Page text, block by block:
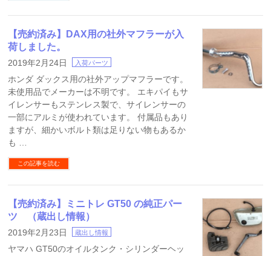
【売約済み】DAX用の社外マフラーが入
荷しました。
2019年2月24日 入荷パーツ
ホンダ ダックス用の社外アップマフラーです。
未使用品でメーカーは不明です。 エキパイもサ
イレンサーもステンレス製で、サイレンサーの
一部にアルミが使われています。 付属品もあり
ますが、細かいボルト類は足りない物もあるか
も …
この記事を読む
【売約済み】ミニトレ GT50 の純正パー
ツ （蔵出し情報）
2019年2月23日 蔵出し情報
ヤマハ GT50のオイルタンク・シリンダーヘッ